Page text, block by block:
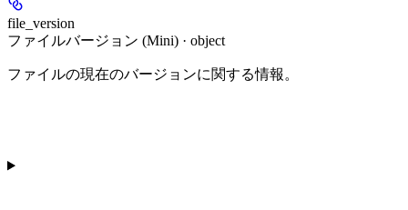
file_version
ファイルバージョン (Mini) · object
ファイルの現在のバージョンに関する情報。